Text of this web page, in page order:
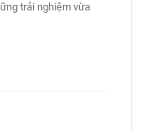
trải nghiệm vừa